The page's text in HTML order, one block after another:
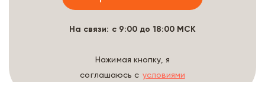
На связи: с 9:00 до 18:00 МСК
Нажимая кнопку, я
соглашаюсь с условиями